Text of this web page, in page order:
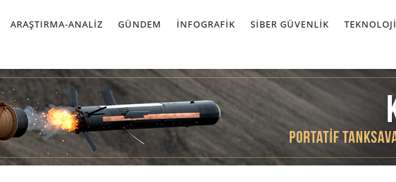
ARAŞTIRMA-ANALIZ GÜNDEM İNFOGRAFIK SIBER GÜVENLIK TEKNOLOJI